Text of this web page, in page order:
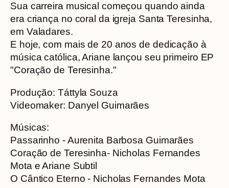
Sua carreira musical começou quando ainda
era criança no coral da igreja Santa Teresinha,
em Valadares.
E hoje, com mais de 20 anos de dedicação à
música católica, Ariane lançou seu primeiro EP
"Coração de Teresinha."
Produção: Táttyla Souza
Videomaker: Danyel Guimarães
Músicas:
Passarinho - Aurenita Barbosa Guimarães
Coração de Teresinha- Nicholas Fernandes
Mota e Ariane Subtil
O Cântico Eterno - Nicholas Fernandes Mota